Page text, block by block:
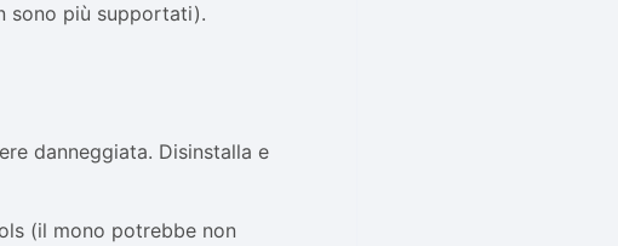
sono più supportati).
danneggiata. Disinstalla e
(il mono potrebbe non